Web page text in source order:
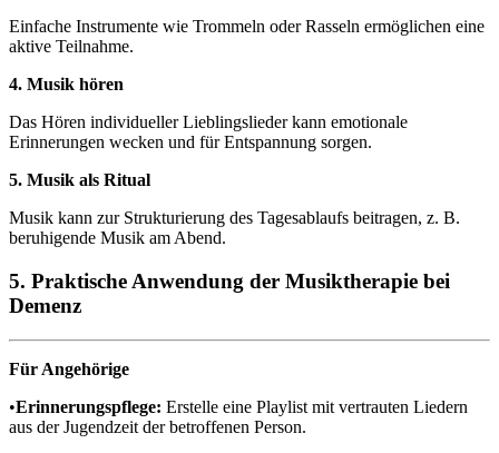
Einfache Instrumente wie Trommeln oder Rasseln ermöglichen eine
aktive Teilnahme.
4. Musik hören
Das Hören individueller Lieblingslieder kann emotionale
Erinnerungen wecken und für Entspannung sorgen.
5. Musik als Ritual
Musik kann zur Strukturierung des Tagesablaufs beitragen, z. B.
beruhigende Musik am Abend.
5. Praktische Anwendung der Musiktherapie bei
Demenz
Für Angehörige
•Erinnerungspflege: Erstelle eine Playlist mit vertrauten Liedern
aus der Jugendzeit der betroffenen Person.